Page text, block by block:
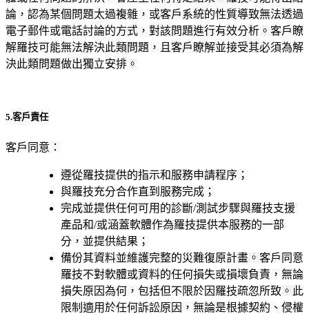
論，認為某個問題太過複雜，或客戶系統的性質導致無法透過
電子郵件或電話討論的方式，對該問題進行有效分析。客戶瞭
解羅技可能無法解決此類問題，且客戶瞭解並接受其必須為解
決此類問題做出獨立安排。
5.客戶責任
客戶同意：
遵從羅技提供的指示和服務申請程序；
與羅技充分合作直到服務完成；
完成並提供任何可用的診斷/測試步驟與羅技支援
產品和/或涵蓋軟體作為羅技提供本服務的一部
分，並提供結果；
備份其資料並維護完整的災難復原計畫。客戶同意
羅技不對軟體或資料的任何損失或損壞負責，無論
損失原因為何，包括但不限於因羅技疏忽所致。此
限制適用於任何訴訟原因，無論是根據契約、侵權